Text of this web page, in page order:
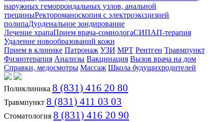
наружных геморроидальных узлов, анальной
трещиныРектороманоскопия с электроэксцизией
полипаДуоденальное зондирование
Лечение храпаПрием врача-сомнологаСИПАП-терапия
Удаление новообразований кожи
Прием в клинике Патронаж УЗИ МРТ Рентген Травмпункт
Физиотерапия Анализы Вакцинация Вызов врача на дом
Справки, медосмотры Массаж Школа будущихродителей
Поликлиника 8 (831) 416 20 80
Травмпункт 8 (831) 411 03 03
Стоматология 8 (831) 416 20 90